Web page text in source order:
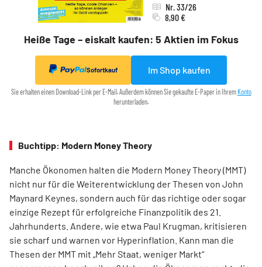
Heiße Tage – eiskalt kaufen: 5 Aktien im Fokus
Nr. 33/26
8,90 €
Sofortkauf Im Shop kaufen
Sie erhalten einen Download-Link per E-Mail. Außerdem können Sie gekaufte E-Paper in Ihrem Konto
herunterladen.
Buchtipp: Modern Money Theory
Manche Ökonomen halten die Modern Money Theory (MMT)
nicht nur für die Weiterentwicklung der Thesen von John
Maynard Keynes, sondern auch für das richtige oder sogar
einzige Rezept für erfolgreiche Finanzpolitik des 21.
Jahrhunderts. Andere, wie etwa Paul Krugman, kritisieren
sie scharf und warnen vor Hyperinflation. Kann man die
Thesen der MMT mit „Mehr Staat, weniger Markt“